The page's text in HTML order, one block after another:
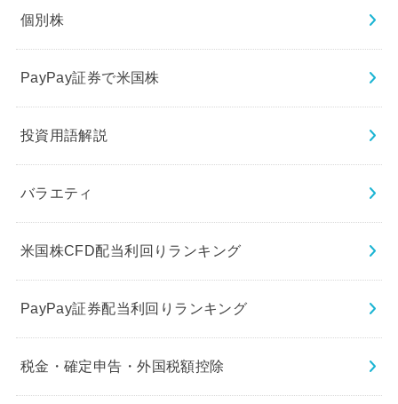
個別株
PayPay証券で米国株
投資用語解説
バラエティ
米国株CFD配当利回りランキング
PayPay証券配当利回りランキング
税金・確定申告・外国税額控除